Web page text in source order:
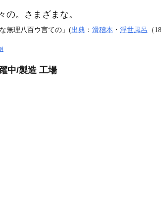
。さまざまな。
な無理八百ウ言ての」(出典 ： 滑稽本 ・ 浮世風呂 （
中/製造 工場